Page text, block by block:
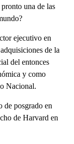
una de las
ejecutivo en
de la
del entonces
y como
Nacional.
posgrado en
de Harvard en